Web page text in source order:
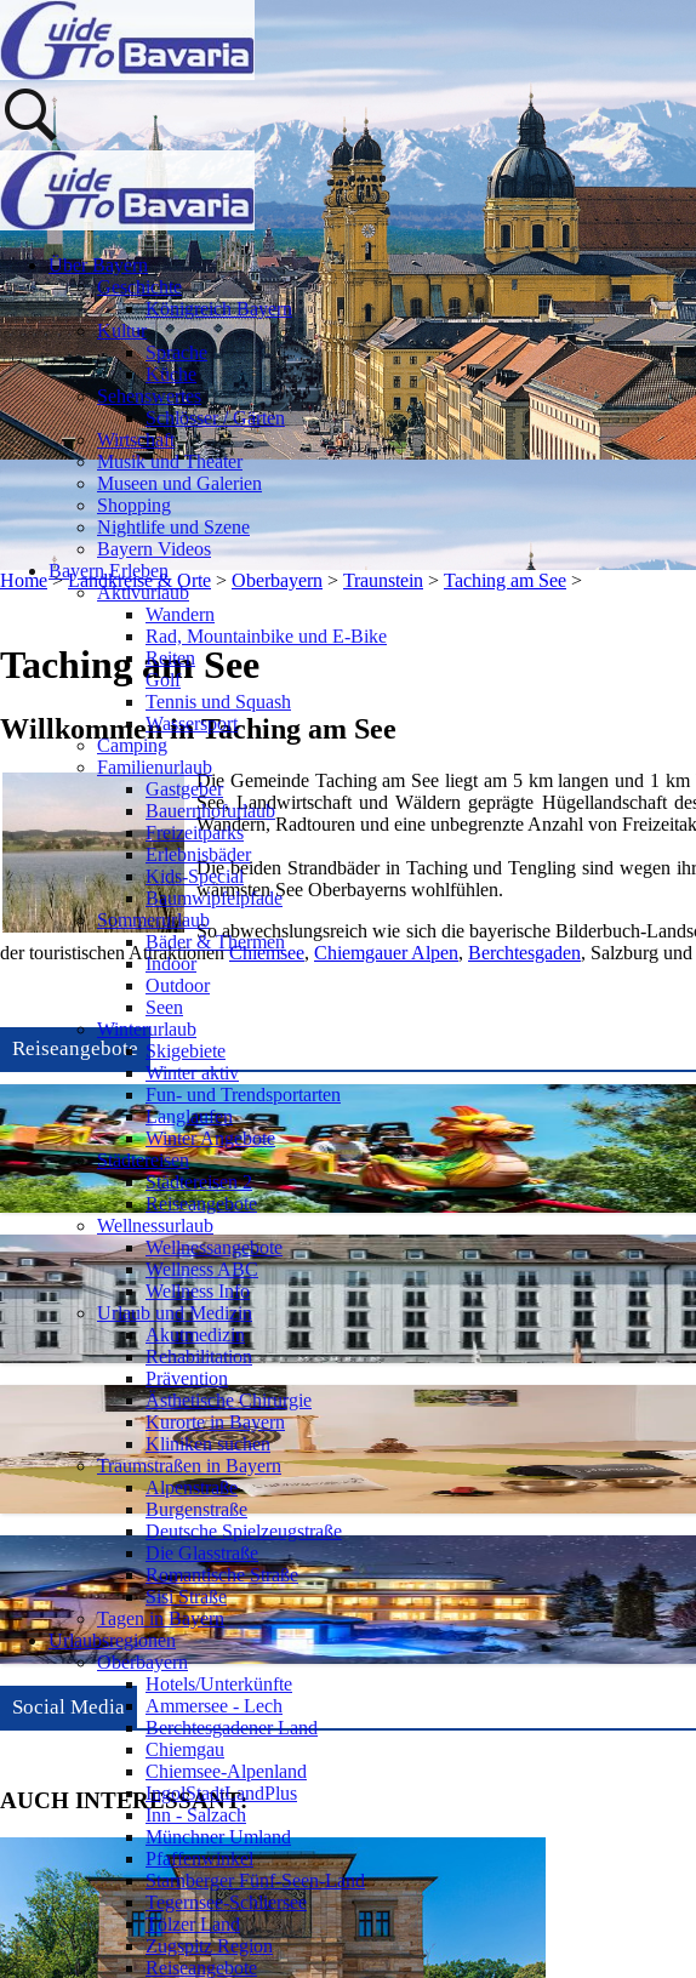
Home>Landkreise & Orte > Oberbayern > Traunstein > Taching am See >
Taching am See
Willkommen in Taching am See
Die Gemeinde Taching am See liegt am 5 km langen und 1
See, Landwirtschaft und Wäldern geprägte Hügellandschaft
Wandern, Radtouren und eine unbegrenzte Anzahl von
Die beiden Strandbäder in Taching und Tengling sind wegen
wärmsten See Oberbayerns wohlfühlen.
So abwechslungsreich wie sich die bayerische Bilderbuch-
der touristischen AttraktionenChiemsee, Chiemgauer Alpen, Berchtesgaden, Salzburg
Reiseangebote
Social Media
AUCH INTERESSANT:
Über Bayern
Geschichte
Königreich Bayern
Kultur
Sprache
Küche
Sehenswertes
Schlösser / Gärten
Wirtschaft
Musik und Theater
Museen und Galerien
Shopping
Nightlife und Szene
Bayern Videos
Bayern Erleben
Aktivurlaub
Wandern
Rad, Mountainbike und E-Bike
Reiten
Golf
Tennis und Squash
Wassersport
Camping
Familienurlaub
Gastgeber
Bauernhofurlaub
Freizeitparks
Erlebnisbäder
Kids-Special
Baumwipfelpfade
Sommerurlaub
Bäder & Thermen
Indoor
Outdoor
Seen
Winterurlaub
Skigebiete
Winter aktiv
Fun- und Trendsportarten
Langlaufen
Winter Angebote
Städtereisen
Städtereisen 2
Reiseangebote
Wellnessurlaub
Wellnessangebote
Wellness ABC
Wellness Info
Urlaub und Medizin
Akutmedizin
Rehabilitation
Prävention
Ästhetische Chirurgie
Kurorte in Bayern
Kliniken suchen
Traumstraßen in Bayern
Alpenstraße
Burgenstraße
Deutsche Spielzeugstraße
Die Glasstraße
Romantische Straße
Sisi Straße
Tagen in Bayern
Urlaubsregionen
Oberbayern
Hotels/Unterkünfte
Ammersee - Lech
Berchtesgadener Land
Chiemgau
Chiemsee-Alpenland
IngolStadtLandPlus
Inn - Salzach
Münchner Umland
Pfaffenwinkel
Starnberger Fünf-Seen-Land
Tegernsee-Schliersee
Tölzer Land
Zugspitz Region
Reiseangebote